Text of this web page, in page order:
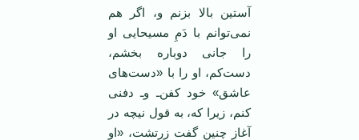
آستین بالا بزنم و، اگر هم
نمی‌توانم با دَمِ مسیحایی او
را جانی دوباره بخشم،
دست‌کم، او را با «دست‌های
عاشق» خود کفن‌ـ وـ دفنی
کنم، زیرا که، به قول نیچه در
آغاز چنین گفت زرتشت، «او